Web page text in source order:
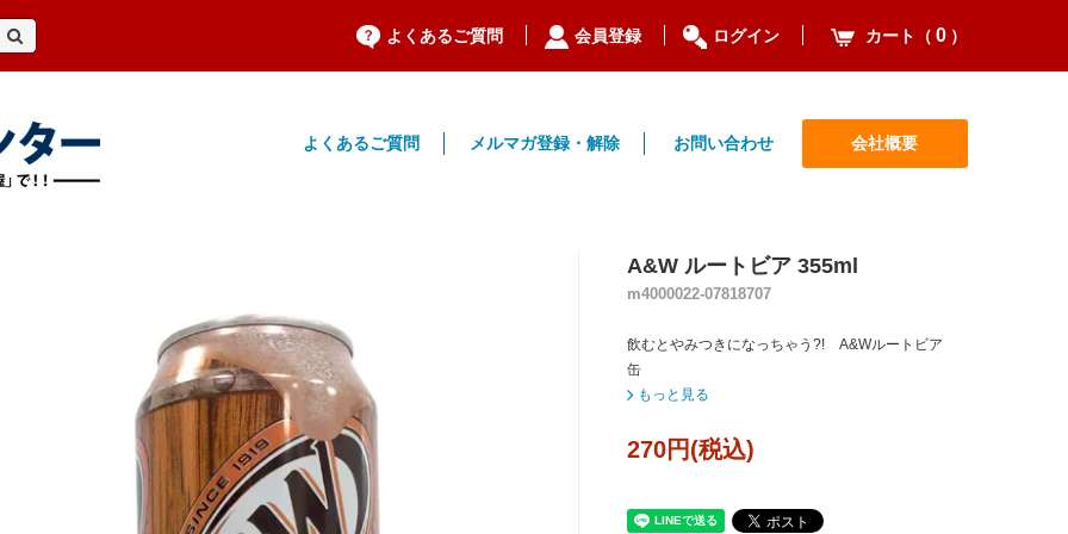
よくあるご質問 会員登録 ログイン カート（ 0 ）
よくあるご質問 メルマガ登録・解除 お問い合わせ 会社概要
A&W ルートビア 355ml
m4000022-07818707
飲むとやみつきになっちゃう?! A&Wルートビア
缶
もっと見る
270円(税込)